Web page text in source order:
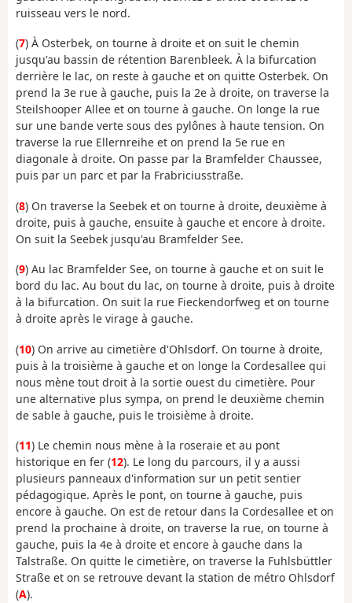
ruisseau vers le nord.
(7) À Osterbek, on tourne à droite et on suit le chemin
jusqu'au bassin de rétention Barenbleek. À la bifurcation
derrière le lac, on reste à gauche et on quitte Osterbek. On
prend la 3e rue à gauche, puis la 2e à droite, on traverse la
Steilshooper Allee et on tourne à gauche. On longe la rue
sur une bande verte sous des pylônes à haute tension. On
traverse la rue Ellernreihe et on prend la 5e rue en
diagonale à droite. On passe par la Bramfelder Chaussee,
puis par un parc et par la Frabriciusstraße.
(8) On traverse la Seebek et on tourne à droite, deuxième à
droite, puis à gauche, ensuite à gauche et encore à droite.
On suit la Seebek jusqu'au Bramfelder See.
(9) Au lac Bramfelder See, on tourne à gauche et on suit le
bord du lac. Au bout du lac, on tourne à droite, puis à droite
à la bifurcation. On suit la rue Fieckendorfweg et on tourne
à droite après le virage à gauche.
(10) On arrive au cimetière d'Ohlsdorf. On tourne à droite,
puis à la troisième à gauche et on longe la Cordesallee qui
nous mène tout droit à la sortie ouest du cimetière. Pour
une alternative plus sympa, on prend le deuxième chemin
de sable à gauche, puis le troisième à droite.
(11) Le chemin nous mène à la roseraie et au pont
historique en fer (12). Le long du parcours, il y a aussi
plusieurs panneaux d'information sur un petit sentier
pédagogique. Après le pont, on tourne à gauche, puis
encore à gauche. On est de retour dans la Cordesallee et on
prend la prochaine à droite, on traverse la rue, on tourne à
gauche, puis la 4e à droite et encore à gauche dans la
Talstraße. On quitte le cimetière, on traverse la Fuhlsbüttler
Straße et on se retrouve devant la station de métro Ohlsdorf
(A).